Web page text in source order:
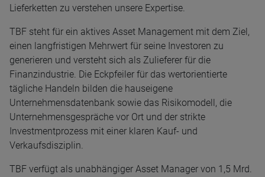
Lieferketten zu verstehen unsere Expertise.
TBF steht für ein aktives Asset Management mit dem Ziel,
einen langfristigen Mehrwert für seine Investoren zu
generieren und versteht sich als Zulieferer für die
Finanzindustrie. Die Eckpfeiler für das wertorientierte
tägliche Handeln bilden die hauseigene
Unternehmensdatenbank sowie das Risikomodell, die
Unternehmensgespräche vor Ort und der strikte
Investmentprozess mit einer klaren Kauf- und
Verkaufsdisziplin.
TBF verfügt als unabhängiger Asset Manager von 1,5 Mrd.